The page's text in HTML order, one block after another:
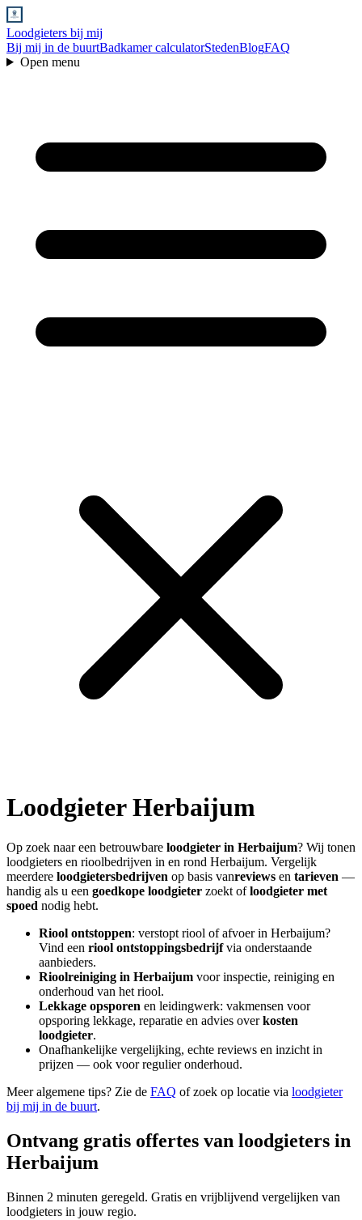
Loodgieters bij mij
Bij mij in de buurtBadkamer calculatorStedenBlogFAQ
Open menu
LoodgieterHerbaijum
Op zoek naar een betrouwbare loodgieter in Herbaijum? Wij tonen
loodgieters en rioolbedrijven in en rond Herbaijum. Vergelijk
meerdere loodgietersbedrijven op basis vanreviews en tarieven —
handig als u een goedkope loodgieter zoekt ofloodgieter met
spoed nodig hebt.
Riool ontstoppen: verstopt riool of afvoer in Herbaijum?
Vind een riool ontstoppingsbedrijfvia onderstaande
aanbieders.
Rioolreiniging in Herbaijum voor inspectie, reiniging en
onderhoud van het riool.
Lekkage opsporen en leidingwerk: vakmensen voor
opsporing lekkage, reparatie en advies overkosten
loodgieter.
Onafhankelijke vergelijking, echte reviews en inzicht in
prijzen — ook voor regulier onderhoud.
Meer algemene tips? Zie de FAQ of zoek op locatie via loodgieter
bij mij in de buurt.
Ontvang gratis offertes van loodgieters in
Herbaijum
Binnen 2 minuten geregeld. Gratis en vrijblijvend vergelijken van
loodgieters in jouw regio.